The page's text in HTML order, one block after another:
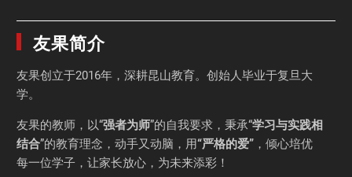
友果简介
友果创立于2016年，深耕昆山教育。创始人毕业于复旦大
学。
友果的教师，以“强者为师”的自我要求，秉承“学习与实践相
结合”的教育理念，动手又动脑，用“严格的爱” ，倾心培优
每一位学子，让家长放心，为未来添彩！